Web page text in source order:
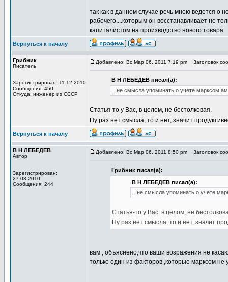
так как в данном случае речь мною ведется о
рабочего....которым он восстанавливает не
капиталистом на производство нового товара
Вернуться к началу
Грибник
Писатель
Зарегистрирован: 11.12.2010
Сообщения: 450
Откуда: инженер из СССР
Добавлено: Вс Мар 06, 2011 7:19 pm Заголовок
В Н ЛЕБЕДЕВ писал(а):
...не смысла упоминать о учете марксом
Статья-то у Вас, в целом, не бестолковая.
Ну раз нет смысла, то и нет, значит
Вернуться к началу
В Н ЛЕБЕДЕВ
Автор
Зарегистрирован:
27.03.2010
Сообщения: 244
Добавлено: Вс Мар 06, 2011 8:50 pm Заголовок
Грибник писал(а):
В Н ЛЕБЕДЕВ писал(а):
...не смысла упоминать о учете
Статья-то у Вас, в целом, не
Ну раз нет смысла, то и нет, значит
вам , объяснено,что ваши возражения не
только один из факторов ,которые марксом